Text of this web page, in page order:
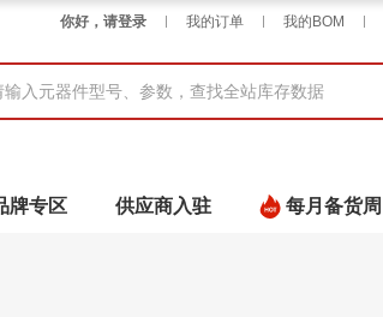
你好，请登录 我的订单 我的BOM
牌专区 供应商入驻 每月备货周